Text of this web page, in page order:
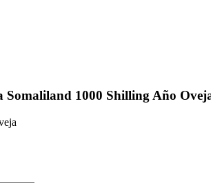
Somaliland 1000 Shilling Año